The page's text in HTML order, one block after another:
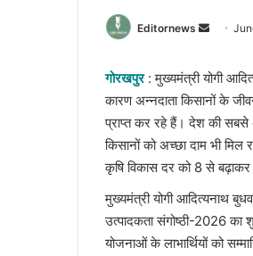
Editornews
Send
email
गोरखपुर : मुख्यमंत्री योगी
कारण अन्नदाता किसानों के
प्राप्त कर रहे हैं। देश की सबसे
किसानों को अच्छा दाम भी
कृषि विकास दर को 8 से
मुख्यमंत्री योगी आदित्यनाथ
उत्पादकता संगोष्ठी-2026
योजनाओं के लाभार्थियों को